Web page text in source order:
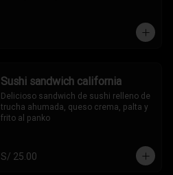
Sushi sandwich california
Delicioso sandwich de sushi relleno de
trucha ahumada, queso crema, palta y
frito al panko
S/ 25.00